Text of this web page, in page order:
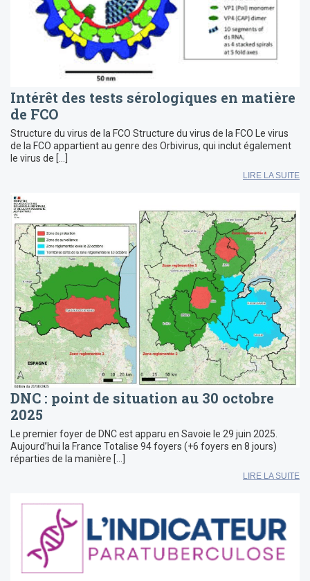
Intérêt des tests sérologiques en matière
de FCO
Structure du virus de la FCO Structure du virus de la FCO Le virus
de la FCO appartient au genre des Orbivirus, qui inclut également
le virus de […]
LIRE LA SUITE
DNC : point de situation au 30 octobre
2025
Le premier foyer de DNC est apparu en Savoie le 29 juin 2025.
Aujourd’hui la France Totalise 94 foyers (+6 foyers en 8 jours)
réparties de la manière […]
LIRE LA SUITE